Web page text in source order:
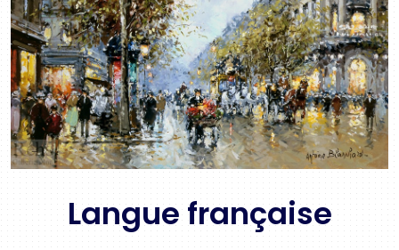
Langue française